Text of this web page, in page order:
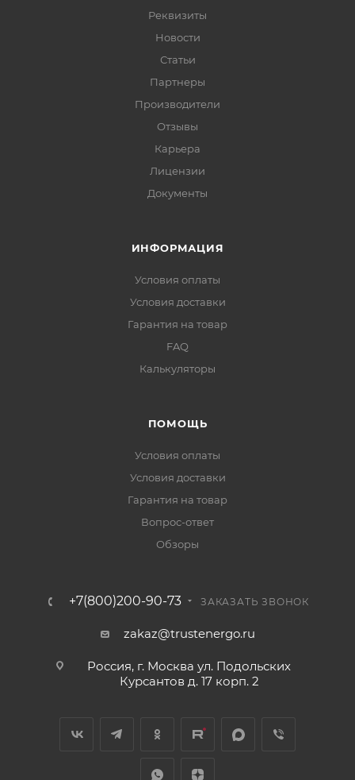
Реквизиты
Новости
Статьи
Партнеры
Производители
Отзывы
Карьера
Лицензии
Документы
ИНФОРМАЦИЯ
Условия оплаты
Условия доставки
Гарантия на товар
FAQ
Калькуляторы
ПОМОЩЬ
Условия оплаты
Условия доставки
Гарантия на товар
Вопрос-ответ
Обзоры
+7(800)200-90-73 ЗАКАЗАТЬ ЗВОНОК
zakaz@trustenergo.ru
Россия, г. Москва ул. Подольских
Курсантов д. 17 корп. 2